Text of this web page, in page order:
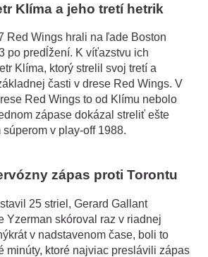
Klíma a jeho tretí hetrik
Red Wings hrali na ľade Boston
po predĺžení. K víťazstvu ich
Klíma, ktorý strelil svoj tretí a
časti v drese Red Wings. V
Red Wings to od Klímu nebolo
zápase dokázal streliť ešte
v play-off 1988.
zápas proti Torontu
25 striel, Gerard Gallant
Yzerman skóroval raz v riadnej
v nadstavenom čase, boli to
minúty, ktoré najviac preslávili zápas